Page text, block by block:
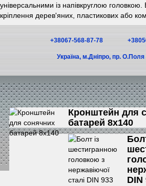
універсальними із напівкруглою головкою.
кріплення дерев'яних, пластикових або
+38067-568-87-78
Україна, м.Дніпро, пр.
Кронштейн для
батарей 8х140